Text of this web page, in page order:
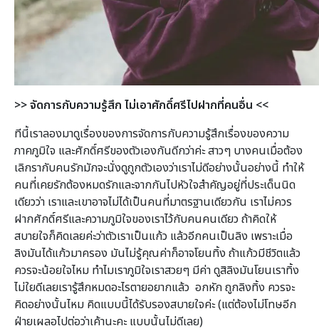
>>จัดการกับความรู้สึก ไม่เอาศักดิ์ศรีไปฝากที่คนอื่น <<
ทีนี้เราลองมาดูเรื่องของการจัดการกับความรู้สึกเรื่องของความ
ภาคภูมิใจ และศักดิ์ศรีของตัวเองกันดีกว่าค่ะ สาวๆ บางคนเมื่อต้อง
เลิกรากับคนรักมักจะนั่งดูถูกตัวเองว่าเราไม่ดีอย่างนั้นอย่างนี้ ทำให้
คนที่เคยรักต้องหมดรักและจากกันไปหัวใจสำคัญอยู่ที่ประเด็นนิด
เดียวว่า เราและเขาอาจไม่ได้เป็นคนที่มาตรฐานเดียวกัน เราไม่ควร
ฝากศักดิ์ศรีและความภูมิใจของเราไว้กับคนคนเดียว ถ้าคิดให้
สบายใจก็คิดเลยค่ะว่าตัวเราเป็นแก้ว แล้วอีกคนเป็นลิง เพราะเมื่อ
ลิงมันได้แก้วมาครอง มันไม่รู้คุณค่าก็อาจโยนทิ้ง ถ้าแก้วมีชีวิตแล้ว
ควรจะน้อยใจไหม ทำไมเราภูมิใจเราสวยๆ มีค่า ดูสิลิงมันโยนเราทิ้ง
ไม่ใยดีเลยเรารู้สึกหมดอะไรตายอยากแล้ว อกหัก ถูกลิงทิ้ง ควรจะ
คิดอย่างนั้นไหม คิดแบบนี้ได้รับรองสบายใจค่ะ (แต่ต้องไม่โทษอีก
ฝ่ายเผลอไปต่อว่าเค้านะคะ แบบนั้นไม่ดีเลย)